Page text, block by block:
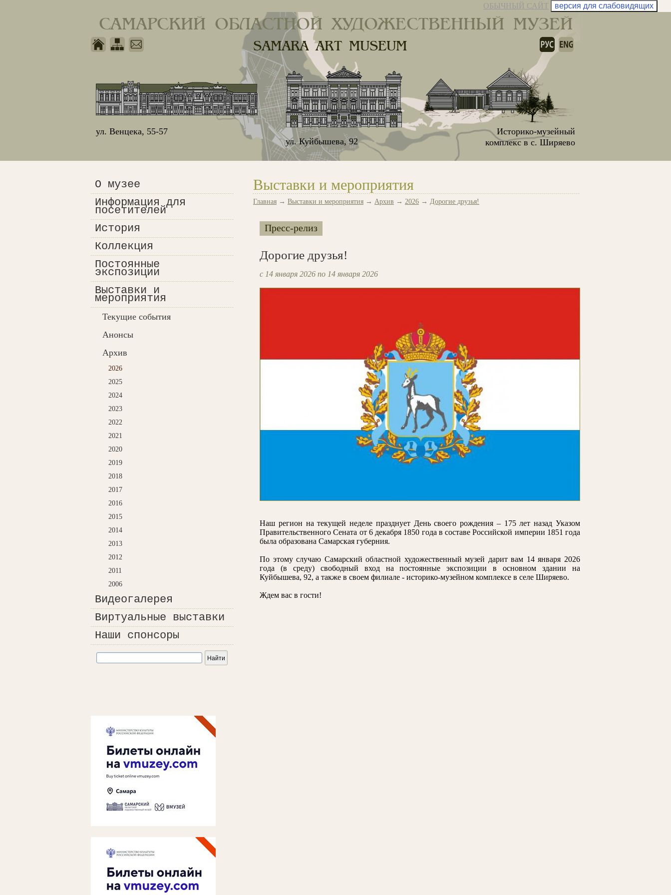
ОБЫЧНЫЙ САЙТ версия для слабовидящих
САМАРСКИЙ ОБЛАСТНОЙ ХУДОЖЕСТВЕННЫЙ МУЗЕЙ
SAMARA ART MUSEUM
ул. Куйбышева, 92
ул. Венцека, 55-57
Историко-музейный
комплекс в с. Ширяево
О музее
Информация для
посетителей
История
Коллекция
Постоянные
экспозиции
Выставки и
мероприятия
Текущие события
Анонсы
Архив
2026
2025
2024
2023
2022
2021
2020
2019
2018
2017
2016
2015
2014
2013
2012
2011
2006
Видеогалерея
Виртуальные выставки
Наши спонсоры
Выставки и мероприятия
Главная → Выставки и мероприятия → Архив → 2026 → Дорогие друзья!
Пресс-релиз
Дорогие друзья!
с 14 января 2026 по 14 января 2026
Наш регион на текущей неделе празднует День своего рождения – 175 лет назад Указом
Правительственного Сената от 6 декабря 1850 года в составе Российской империи 1851 года
была образована Самарская губерния.
По этому случаю Самарский областной художественный музей дарит вам 14 января 2026
года (в среду) свободный вход на постоянные экспозиции в основном здании на
Куйбышева, 92, а также в своем филиале - историко-музейном комплексе в селе Ширяево.
Ждем вас в гости!